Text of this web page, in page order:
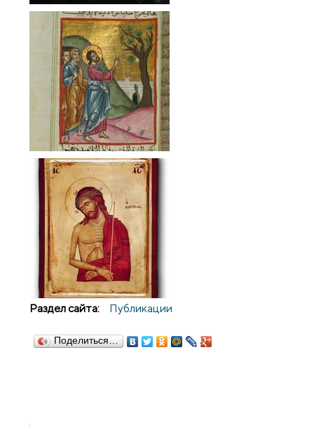
Раздел сайта: Публикации
Поделиться…